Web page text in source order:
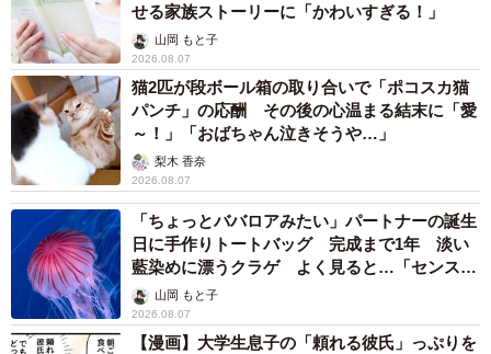
せる家族ストーリーに「かわいすぎる！」
山岡 もと子
2026.08.07
猫2匹が段ボール箱の取り合いで「ポコスカ猫
パンチ」の応酬 その後の心温まる結末に「愛
～！」「おばちゃん泣きそうや…」
梨木 香奈
2026.08.07
「ちょっとババロアみたい」パートナーの誕生
日に手作りトートバッグ 完成まで1年 淡い
藍染めに漂うクラゲ よく見ると…「センスす
ごい」山岡 もと子
2026.08.07
【漫画】大学生息子の「頼れる彼氏」っぷりを